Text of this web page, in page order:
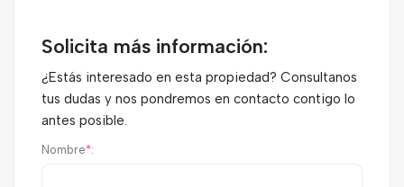
Solicita más información:
¿Estás interesado en esta propiedad? Consultanos
tus dudas y nos pondremos en contacto contigo lo
antes posible.
Nombre*: